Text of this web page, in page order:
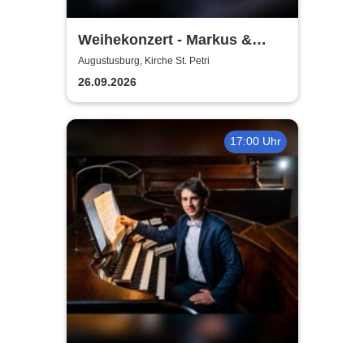
Weihekonzert - Markus &
Pascal Kaufmann
Augustusburg, Kirche St. Petri
26.09.2026
17:00 Uhr